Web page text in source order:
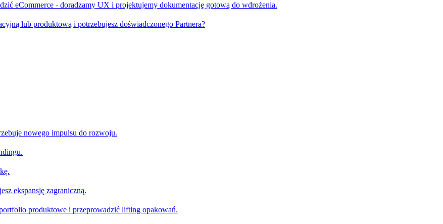
eCommerce - doradzamy UX i projektujemy dokumentację gotową do wdrożenia.
lub produktową i potrzebujesz doświadczonego Partnera?
nowego impulsu do rozwoju.
ekspansję zagraniczną.
produktowe i przeprowadzić lifting opakowań.